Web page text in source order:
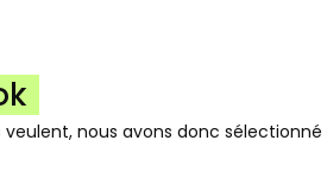
veulent, nous avons donc